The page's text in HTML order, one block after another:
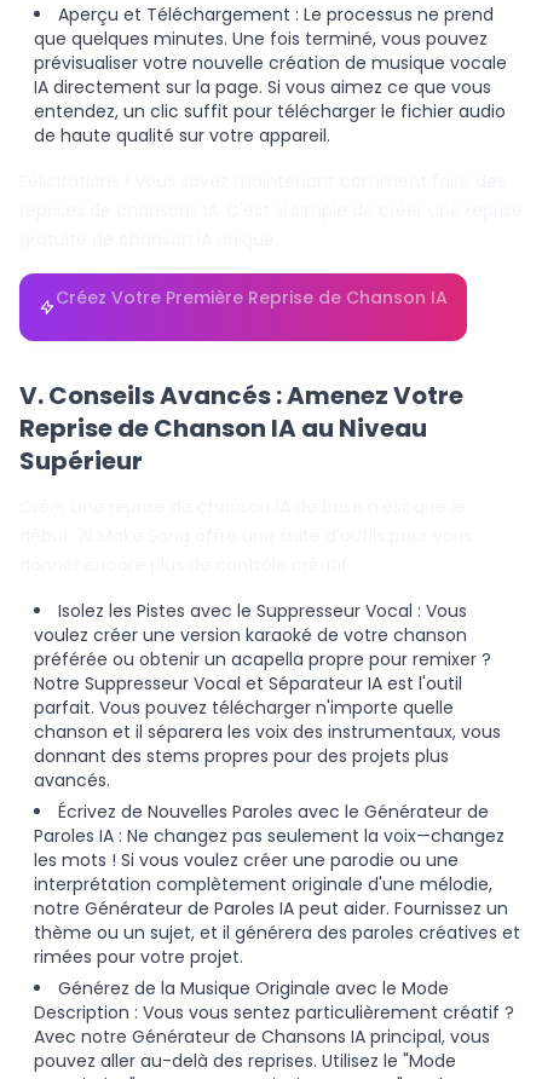
Aperçu et Téléchargement : Le processus ne prend
que quelques minutes. Une fois terminé, vous pouvez
prévisualiser votre nouvelle création de musique vocale
IA directement sur la page. Si vous aimez ce que vous
entendez, un clic suffit pour télécharger le fichier audio
de haute qualité sur votre appareil.
Créez Votre Première Reprise de Chanson IA
V. Conseils Avancés : Amenez Votre
Reprise de Chanson IA au Niveau
Supérieur
Isolez les Pistes avec le Suppresseur Vocal : Vous
voulez créer une version karaoké de votre chanson
préférée ou obtenir un acapella propre pour remixer ?
Notre Suppresseur Vocal et Séparateur IA est l'outil
parfait. Vous pouvez télécharger n'importe quelle
chanson et il séparera les voix des instrumentaux, vous
donnant des stems propres pour des projets plus
avancés.
Écrivez de Nouvelles Paroles avec le Générateur de
Paroles IA : Ne changez pas seulement la voix—changez
les mots ! Si vous voulez créer une parodie ou une
interprétation complètement originale d'une mélodie,
notre Générateur de Paroles IA peut aider. Fournissez un
thème ou un sujet, et il générera des paroles créatives et
rimées pour votre projet.
Générez de la Musique Originale avec le Mode
Description : Vous vous sentez particulièrement créatif ?
Avec notre Générateur de Chansons IA principal, vous
pouvez aller au-delà des reprises. Utilisez le "Mode